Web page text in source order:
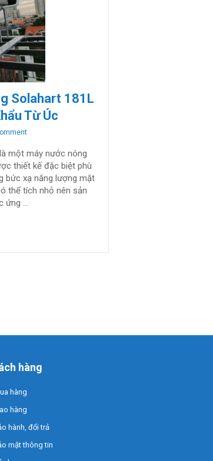
Solahart 181L
Từ Úc
on Máy Nước Nóng Solahart 181L Có Bồn Nhập Khẩu Từ Úc
một máy nước nóng
thiết kế đặc biệt phù
bức xạ năng lượng mặt
thể tích nhỏ nên sản
ứng …
hàng
hàng
hàng
hành, đổi trả
mật thông tin